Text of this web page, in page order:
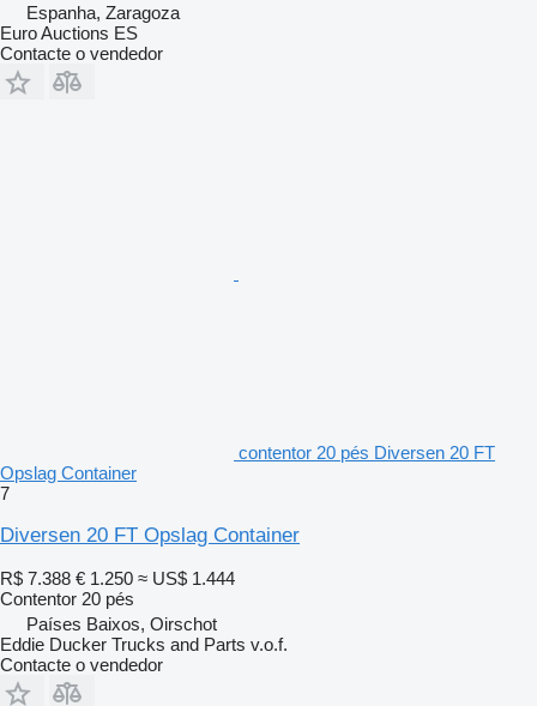
Espanha, Zaragoza
Euro Auctions ES
Contacte o vendedor
contentor 20 pés Diversen 20 FT
Opslag Container
7
Diversen 20 FT Opslag Container
R$ 7.388 € 1.250 ≈ US$ 1.444
Contentor 20 pés
Países Baixos, Oirschot
Eddie Ducker Trucks and Parts v.o.f.
Contacte o vendedor